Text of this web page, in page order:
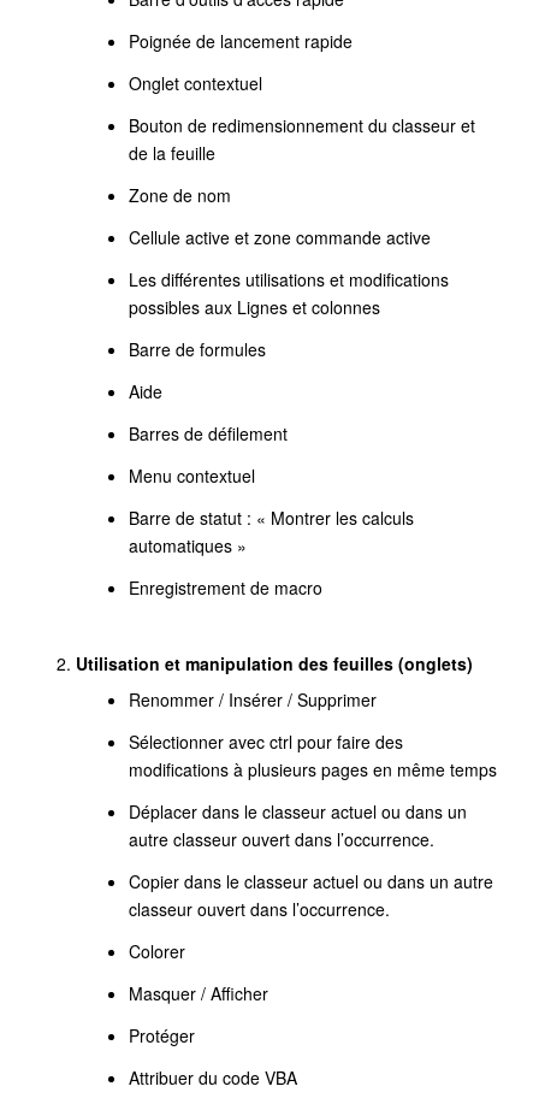
Poignée de lancement rapide
Onglet contextuel
Bouton de redimensionnement du classeur et
de la feuille
Zone de nom
Cellule active et zone commande active
Les différentes utilisations et modifications
possibles aux Lignes et colonnes
Barre de formules
Aide
Barres de défilement
Menu contextuel
Barre de statut : « Montrer les calculs
automatiques »
Enregistrement de macro
Utilisation et manipulation des feuilles (onglets)
Renommer / Insérer / Supprimer
Sélectionner avec ctrl pour faire des
modifications à plusieurs pages en même temps
Déplacer dans le classeur actuel ou dans un
autre classeur ouvert dans l’occurrence.
Copier dans le classeur actuel ou dans un autre
classeur ouvert dans l’occurrence.
Colorer
Masquer / Afficher
Protéger
Attribuer du code VBA